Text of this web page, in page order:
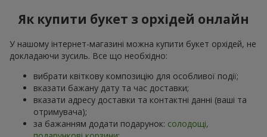
Як купити букет з орхідей онлайн
У нашому інтернет-магазині можна купити букет орхідей, не
докладаючи зусиль. Все що необхідно:
вибрати квіткову композицію для особливої події;
вказати бажану дату та час доставки;
вказати адресу доставки та контактні данні (ваші та
отримувача);
за бажанням додати подарунок: солодощі,